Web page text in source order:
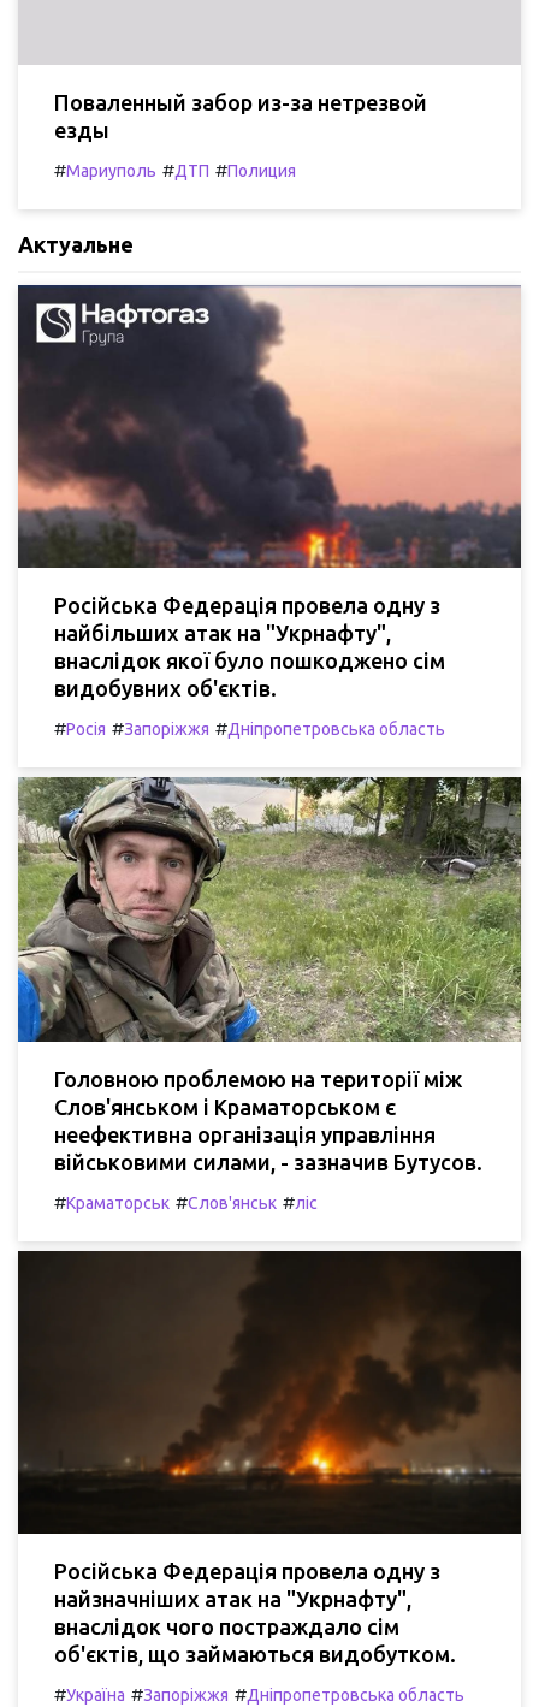
Поваленный забор из-за нетрезвой
езды
#Мариуполь #ДТП #Полиция
Актуальне
Російська Федерація провела одну з
найбільших атак на "Укрнафту",
внаслідок якої було пошкоджено сім
видобувних об'єктів.
#Росія #Запоріжжя #Дніпропетровська область
Головною проблемою на території між
Слов'янськом і Краматорськом є
неефективна організація управління
військовими силами, - зазначив Бутусов.
#Краматорськ #Слов'янськ #ліс
Російська Федерація провела одну з
найзначніших атак на "Укрнафту",
внаслідок чого постраждало сім
об'єктів, що займаються видобутком.
#Україна #Запоріжжя #Дніпропетровська область